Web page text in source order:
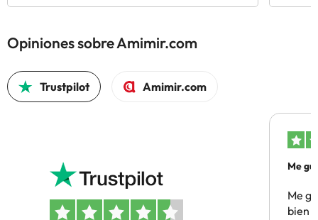
Opiniones sobre Amimir.com
Trustpilot Amimir.com
Me
Me
bien